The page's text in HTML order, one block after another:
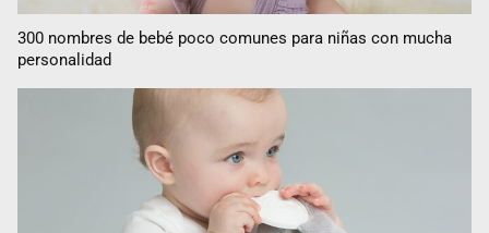
300 nombres de bebé poco comunes para niñas con mucha
personalidad